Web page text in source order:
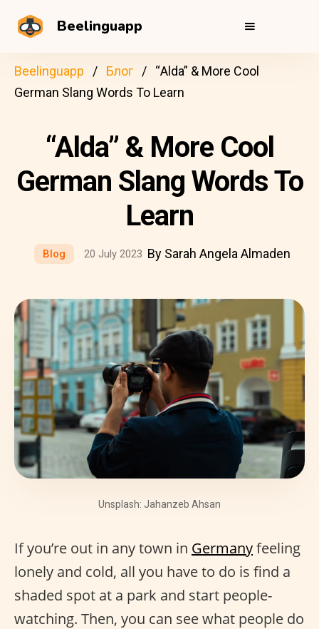
Beelinguapp
Beelinguapp Блог
“Alda” & More Cool
German Slang Words To Learn
“Alda” & More Cool
German Slang Words To
Learn
Blog 20 July 2023 By Sarah Angela Almaden
Unsplash: Jahanzeb Ahsan
If you’re out in any town in Germanyfeeling
lonely and cold, all you have to do is find a
shaded spot at a park and start people-
watching. Then, you can see what people do